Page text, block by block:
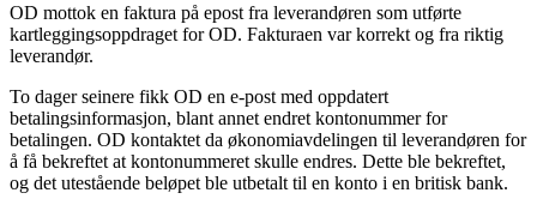
OD mottok en faktura på epost fra leverandøren som utførte
kartleggingsoppdraget for OD. Fakturaen var korrekt og fra riktig
leverandør.
To dager seinere fikk OD en e-post med oppdatert
betalingsinformasjon, blant annet endret kontonummer for
betalingen. OD kontaktet da økonomiavdelingen til leverandøren for
å få bekreftet at kontonummeret skulle endres. Dette ble bekreftet,
og det utestående beløpet ble utbetalt til en konto i en britisk bank.